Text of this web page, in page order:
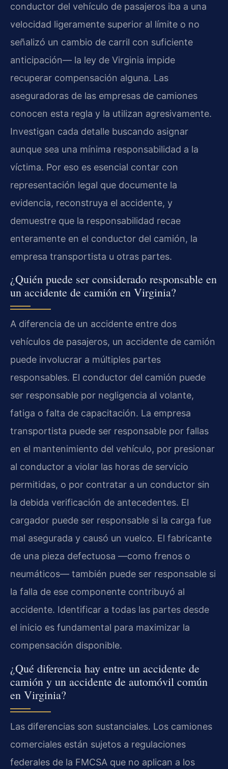
conductor del vehículo de pasajeros iba a una
velocidad ligeramente superior al límite o no
señalizó un cambio de carril con suficiente
anticipación— la ley de Virginia impide
recuperar compensación alguna. Las
aseguradoras de las empresas de camiones
conocen esta regla y la utilizan agresivamente.
Investigan cada detalle buscando asignar
aunque sea una mínima responsabilidad a la
víctima. Por eso es esencial contar con
representación legal que documente la
evidencia, reconstruya el accidente, y
demuestre que la responsabilidad recae
enteramente en el conductor del camión, la
empresa transportista u otras partes.
¿Quién puede ser considerado responsable en
un accidente de camión en Virginia?
A diferencia de un accidente entre dos
vehículos de pasajeros, un accidente de camión
puede involucrar a múltiples partes
responsables. El conductor del camión puede
ser responsable por negligencia al volante,
fatiga o falta de capacitación. La empresa
transportista puede ser responsable por fallas
en el mantenimiento del vehículo, por presionar
al conductor a violar las horas de servicio
permitidas, o por contratar a un conductor sin
la debida verificación de antecedentes. El
cargador puede ser responsable si la carga fue
mal asegurada y causó un vuelco. El fabricante
de una pieza defectuosa —como frenos o
neumáticos— también puede ser responsable si
la falla de ese componente contribuyó al
accidente. Identificar a todas las partes desde
el inicio es fundamental para maximizar la
compensación disponible.
¿Qué diferencia hay entre un accidente de
camión y un accidente de automóvil común
en Virginia?
Las diferencias son sustanciales. Los camiones
comerciales están sujetos a regulaciones
federales de la FMCSA que no aplican a los